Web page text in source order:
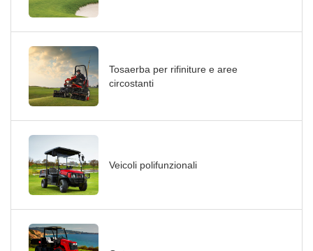
Tosaerba per rifiniture e aree
circostanti
Veicoli polifunzionali